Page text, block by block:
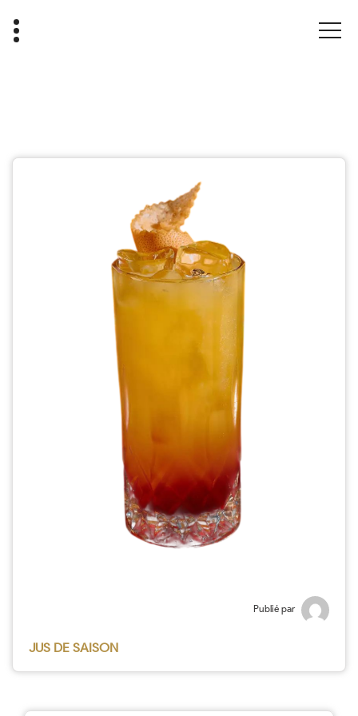
Publié par
JUS DE SAISON